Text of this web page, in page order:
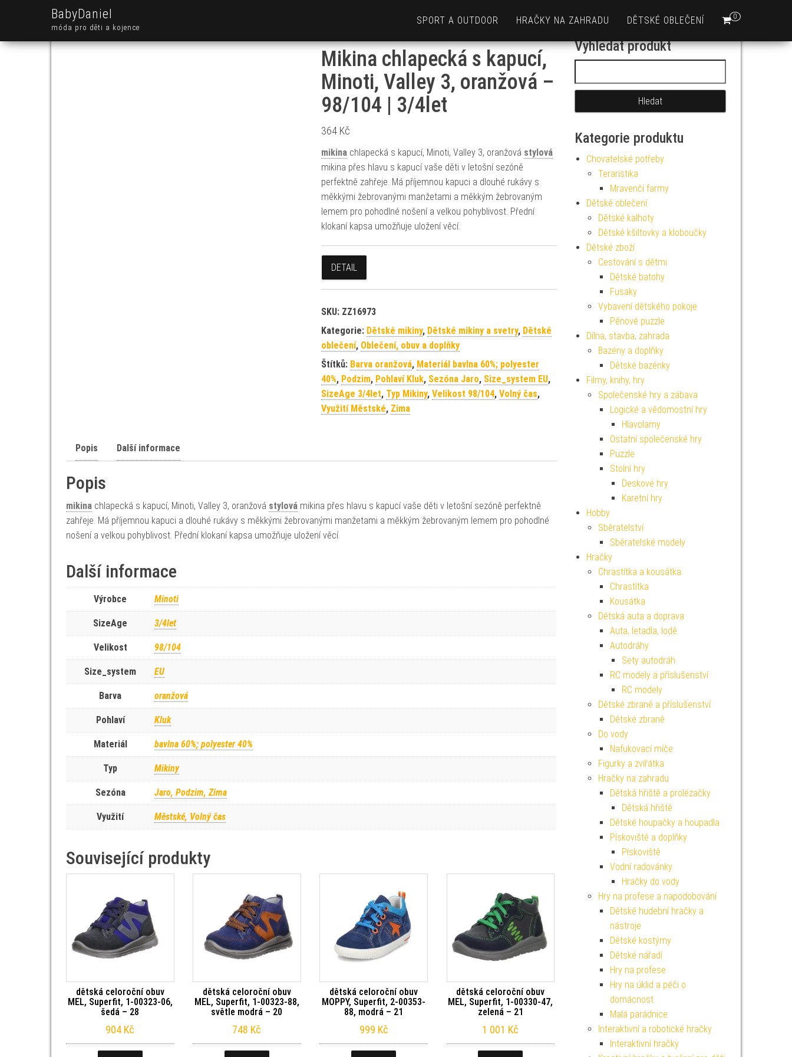
BabyDaniel
móda pro děti a kojence
0
SPORT A OUTDOOR HRAČKY NA ZAHRADU DĚTSKÉ OBLEČENÍ
Mikina chlapecká s kapucí,
Minoti, Valley 3, oranžová –
98/104 | 3/4let
364 Kč
mikinachlapecká s kapucí, Minoti, Valley 3, oranžová stylová
mikina přes hlavu s kapucí vaše děti v letošní sezóně
perfektně zahřeje. Má příjemnou kapuci a dlouhé rukávy s
měkkými žebrovanými manžetami a měkkým žebrovaným
lemem pro pohodlné nošení a velkou pohyblivost. Přední
klokaní kapsa umožňuje uložení věcí.
DETAIL
SKU: ZZ16973
Kategorie: Dětské mikiny, Dětské mikiny a svetry, Dětské
oblečení, Oblečení, obuv a doplňky
Štítků: Barva oranžová, Materiál bavlna 60%; polyester
40%, Podzim, Pohlaví Kluk, Sezóna Jaro, Size_system EU,
SizeAge 3/4let, Typ Mikiny, Velikost 98/104, Volný čas,
Využití Městské, Zima
Popis Další informace
Popis
mikina chlapecká s kapucí, Minoti, Valley 3, oranžová stylová mikina přes hlavu s kapucí vaše děti v letošní sezóně perfektně
zahřeje. Má příjemnou kapuci a dlouhé rukávy s měkkými žebrovanými manžetami a měkkým žebrovaným lemem pro pohodlné
nošení a velkou pohyblivost. Přední klokaní kapsa umožňuje uložení věcí.
Další informace
Výrobce Minoti
SizeAge 3/4let
Velikost 98/104
Size_system EU
Barva oranžová
Pohlaví Kluk
Materiál bavlna 60%; polyester 40%
Typ Mikiny
Sezóna Jaro, Podzim, Zima
Využití Městské, Volný čas
Související produkty
dětská celoroční obuv
MEL, Superfit, 1-00323-06,
šedá – 28
904 Kč
dětská celoroční obuv
MEL, Superfit, 1-00323-88,
světle modrá – 20
748 Kč
dětská celoroční obuv
MOPPY, Superfit, 2-00353-
88, modrá – 21
999 Kč
dětská celoroční obuv
MEL, Superfit, 1-00330-47,
zelená – 21
1 001 Kč
Vyhledat produkt
Kategorie produktu
Chovatelské potřeby
Teraristika
Mravenčí farmy
Dětské oblečení
Dětské kalhoty
Dětské kšiltovky a kloboučky
Dětské zboží
Cestování s dětmi
Dětské batohy
Fusaky
Vybavení dětského pokoje
Pěnové puzzle
Dílna, stavba, zahrada
Bazény a doplňky
Dětské bazénky
Filmy, knihy, hry
Společenské hry a zábava
Logické a vědomostní hry
Hlavolamy
Ostatní společenské hry
Puzzle
Stolní hry
Deskové hry
Karetní hry
Hobby
Sběratelství
Sběratelské modely
Hračky
Chrastítka a kousátka
Chrastítka
Kousátka
Dětská auta a doprava
Auta, letadla, lodě
Autodráhy
Sety autodráh
RC modely a příslušenství
RC modely
Dětské zbraně a příslušenství
Dětské zbraně
Do vody
Nafukovací míče
Figurky a zvířátka
Hračky na zahradu
Dětská hřiště a prolézačky
Dětská hřiště
Dětské houpačky a houpadla
Pískoviště a doplňky
Pískoviště
Vodní radovánky
Hračky do vody
Hry na profese a napodobování
Dětské hudební hračky a
nástroje
Dětské kostýmy
Dětské nářadí
Hry na profese
Hry na úklid a péči o
domácnost
Malá parádnice
Interaktivní a robotické hračky
Interaktivní hračky